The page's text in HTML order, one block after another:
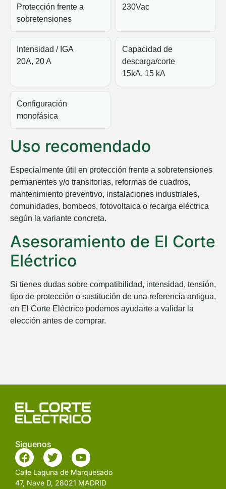
Protección frente a
sobretensiones
230Vac
Intensidad / IGA
20A, 20 A
Capacidad de
descarga/corte
15kA, 15 kA
Configuración
monofásica
Uso recomendado
Especialmente útil en protección frente a sobretensiones
permanentes y/o transitorias, reformas de cuadros,
mantenimiento preventivo, instalaciones industriales,
comunidades, bombeos, fotovoltaica o recarga eléctrica
según la variante concreta.
Asesoramiento de El Corte
Eléctrico
Si tienes dudas sobre compatibilidad, intensidad, tensión,
tipo de protección o sustitución de una referencia antigua,
en El Corte Eléctrico podemos ayudarte a validar la
elección antes de comprar.
Siguenos
Calle Laguna de Marquesado
47, Nave D, 28021 MADRID